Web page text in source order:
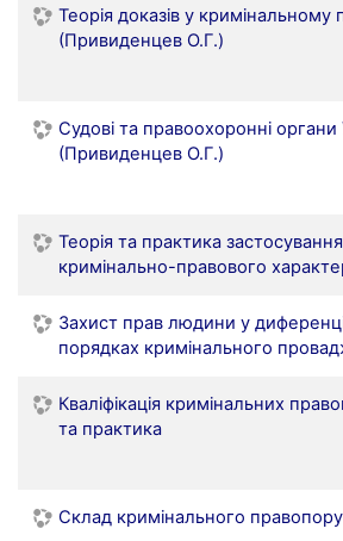
Теорія доказів у кримінальному
(Привиденцев О.Г.)
Судові та правоохоронні органи
(Привиденцев О.Г.)
Теорія та практика
кримінально-правового
Захист прав людини у
порядках кримінального
Кваліфікація кримінальних
та практика
Склад кримінального